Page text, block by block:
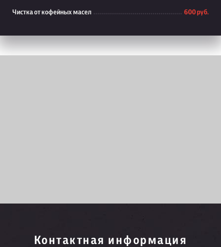
Чистка от кофейных масел 600 руб.
Контактная информация